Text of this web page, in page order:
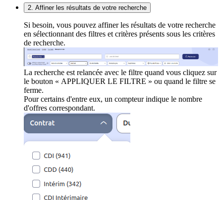
2. Affiner les résultats de votre recherche
Si besoin, vous pouvez affiner les résultats de votre recherche
en sélectionnant des filtres et critères présents sous les critères
de recherche.
La recherche est relancée avec le filtre quand vous cliquez sur
le bouton « APPLIQUER LE FILTRE » ou quand le filtre se
ferme.
Pour certains d'entre eux, un compteur indique le nombre
d'offres correspondant.